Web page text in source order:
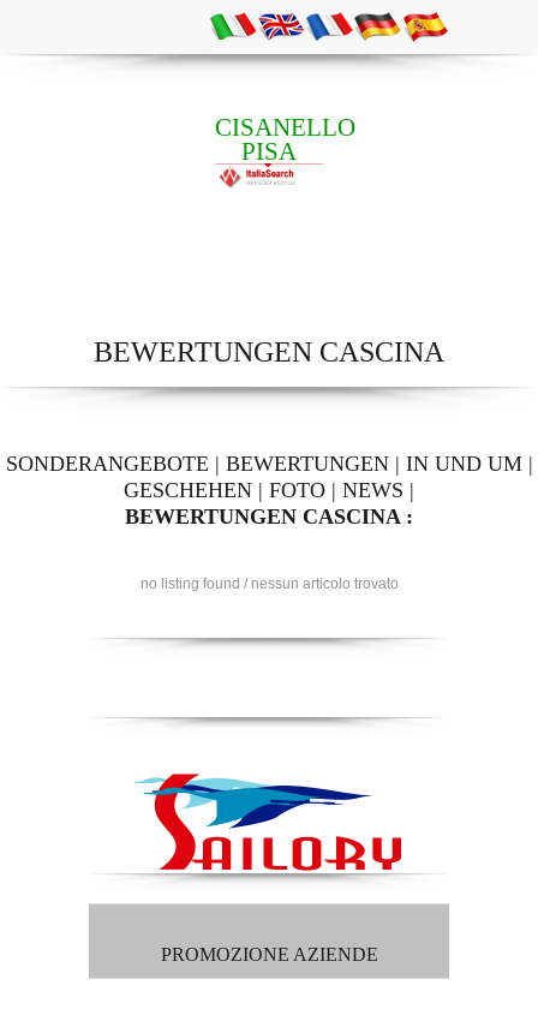
CISANELLO
PISA
BEWERTUNGEN CASCINA
SONDERANGEBOTE | BEWERTUNGEN| IN UND UM|
GESCHEHEN | FOTO | NEWS |
BEWERTUNGEN CASCINA :
no listing found / nessun articolo trovato
PROMOZIONE AZIENDE